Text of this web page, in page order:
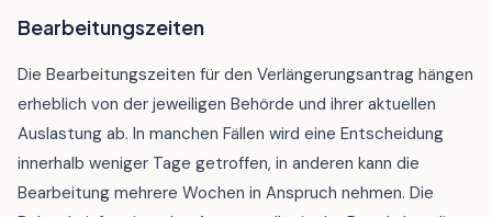
Bearbeitungszeiten
Die Bearbeitungszeiten für den Verlängerungsantrag hängen
erheblich von der jeweiligen Behörde und ihrer aktuellen
Auslastung ab. In manchen Fällen wird eine Entscheidung
innerhalb weniger Tage getroffen, in anderen kann die
Bearbeitung mehrere Wochen in Anspruch nehmen. Die